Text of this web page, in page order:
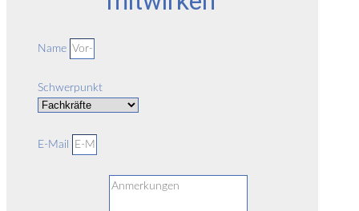
Name
Schwerpunkt
E-Mail